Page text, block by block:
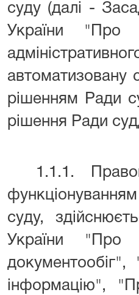
суду (далі -
України "Про
автоматизовану
рішенням Ради
рішення Ради
1.1.1.
суду,
України "Про
інформацію",